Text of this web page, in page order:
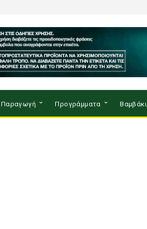
Παραγωγή Προγράμματα Βαμβάκι